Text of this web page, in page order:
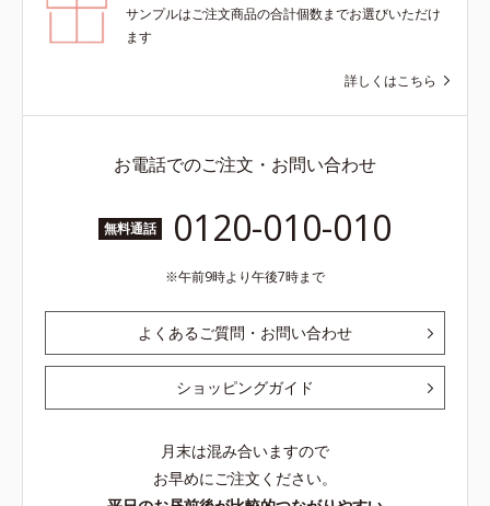
サンプルはご注文商品の合計個数までお選びいただけ
ます
詳しくはこちら
お電話でのご注文・お問い合わせ
無料通話 0120-010-010
午前9時より午後7時まで
よくあるご質問・お問い合わせ
ショッピングガイド
月末は混み合いますので
お早めにご注文ください。